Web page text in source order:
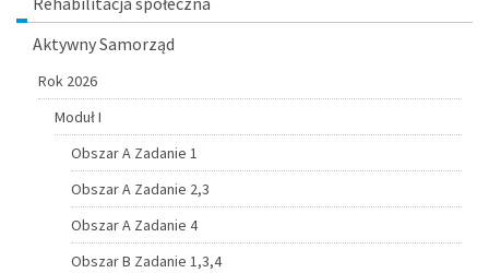
Aktywny Samorząd
Rok 2026
Moduł I
Obszar A Zadanie 1
Obszar A Zadanie 2,3
Obszar A Zadanie 4
Obszar B Zadanie 1,3,4